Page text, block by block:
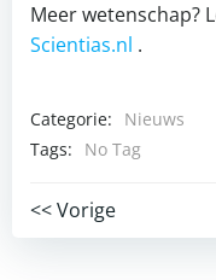
Meer wetenschap?
Scientias.nl .
Categorie:
Nieuws
Tags:
No Tag
Post
<< Vorige